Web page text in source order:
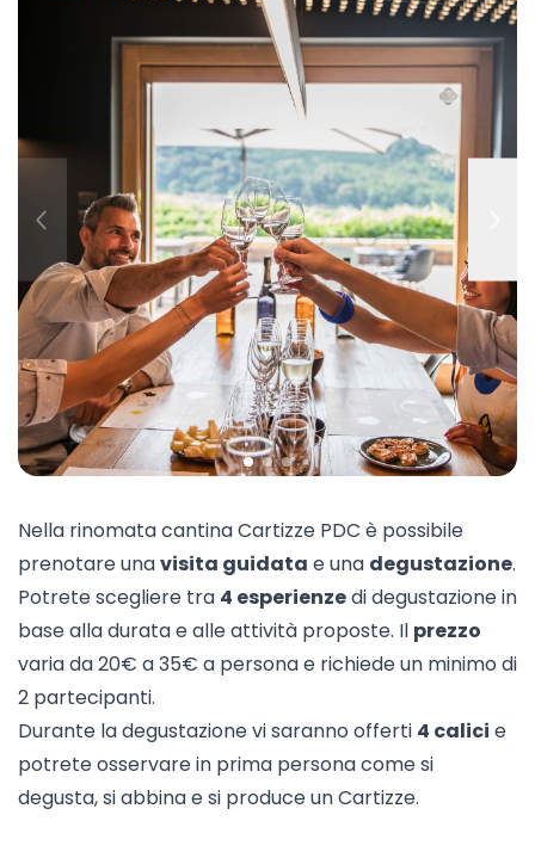
Nella rinomata cantinaCartizze PDC è possibile
prenotare unavisita guidata e una degustazione.
Potrete scegliere tra 4 esperienzedi degustazione in
base alla durata e alle attività proposte. Il prezzo
varia da 20€ a 35€ a persona e richiede un minimo di
2 partecipanti.
Durante la degustazione vi saranno offerti 4 calici e
potrete osservare in prima persona come si
degusta, si abbina e si produce un Cartizze.